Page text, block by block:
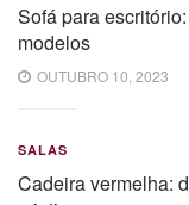
Sofá para
modelos
OUTUBRO 10, 2023
SALAS
Cadeira vermelha: